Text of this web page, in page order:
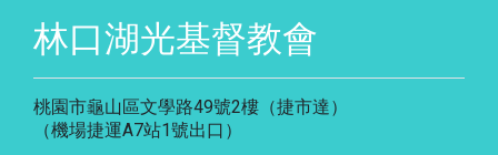
林口湖光基督教會
桃園市龜山區文學路49號2樓（捷市達）
（機場捷運A7站1號出口）